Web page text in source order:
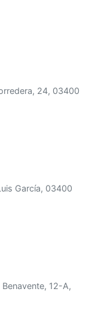
24, 03400
García, 03400
Benavente, 12-A,